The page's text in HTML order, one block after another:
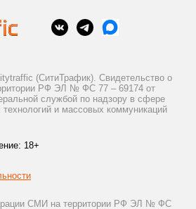
(СитиТрафик). Свидетельство о
РФ ЭЛ № ФС 77 – 69174 от
службой по надзору в сфере
и массовых коммуникаций
18+
СМИ на территории РФ ЭЛ № ФС